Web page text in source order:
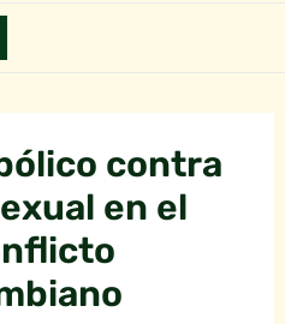
contra
en el